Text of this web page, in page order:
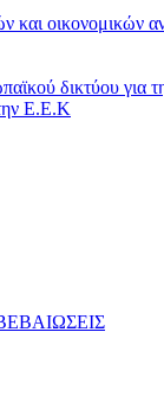
και οικονομικών
δικτύου για
Ε.Ε.Κ